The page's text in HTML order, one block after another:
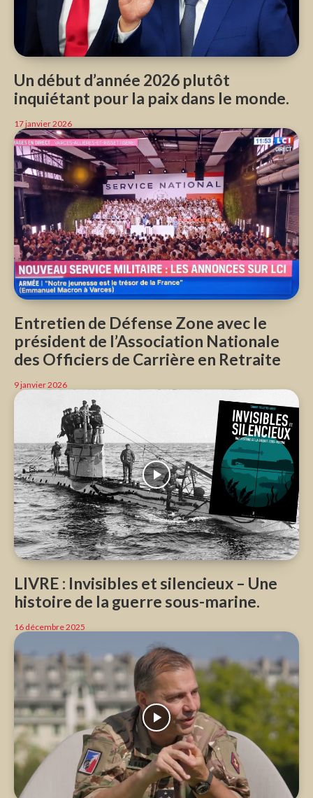
Un début d’année 2026 plutôt
inquiétant pour la paix dans le monde.
17 janvier 2026
Entretien de Défense Zone avec le
président de l’Association Nationale
des Officiers de Carrière en Retraite
9 janvier 2026
LIVRE : Invisibles et silencieux – Une
histoire de la guerre sous-marine.
16 décembre 2025